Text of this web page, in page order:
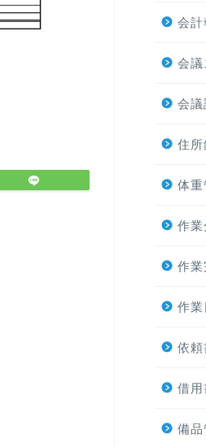
会計
会議
会議
住所
体重
作業
作業
作業
依頼
借用
備品